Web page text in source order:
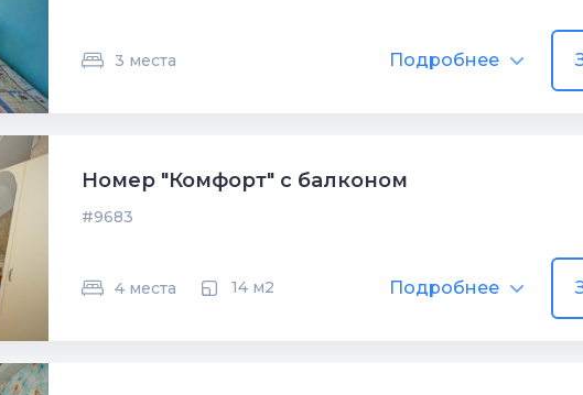
3 места Подробнее
Номер "Комфорт" с балконом
#9683
4 места 14 м2 Подробнее